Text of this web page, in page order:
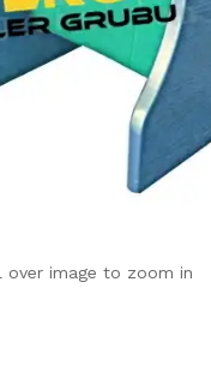
over image to zoom in